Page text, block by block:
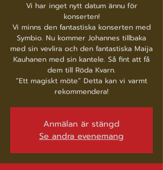
Vi har inget nytt datum ännu för
konserten!
Vi minns den fantastiska konserten med
Symbio. Nu kommer Johannes tillbaka
med sin vevlira och den fantastiska Maija
Kauhanen med sin kantele. Så fint att få
dem till Röda Kvarn.
”Ett magiskt möte” Detta kan vi varmt
rekommendera!
Anmälan är stängd
Se andra evenemang